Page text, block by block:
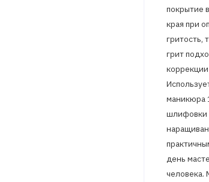
покрытие
края при
гритость,
грит
маникюра
шлифовки
день
человека.